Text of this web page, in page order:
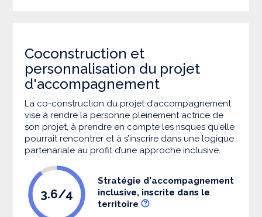
Coconstruction et
personnalisation du projet
d'accompagnement
La co-construction du projet d’accompagnement
vise à rendre la personne pleinement actrice de
son projet, à prendre en compte les risques qu’elle
pourrait rencontrer et à s’inscrire dans une logique
partenariale au profit d’une approche inclusive.
3.6/4
Stratégie d'accompagnement
inclusive, inscrite dans le
territoire